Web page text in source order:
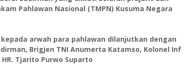
Pahlawan Nasional (TMPN) Kusuma Negara
arwah para pahlawan dilanjutkan dengan
Brigjen TNI Anumerta Katamso, Kolonel Inf
Tjarito Purwo Suparto